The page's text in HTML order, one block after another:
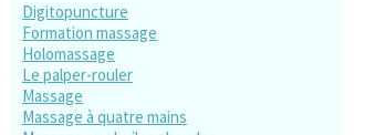
Digitopuncture
Formation massage
Holomassage
Le palper-rouler
Massage
Massage à quatre mains